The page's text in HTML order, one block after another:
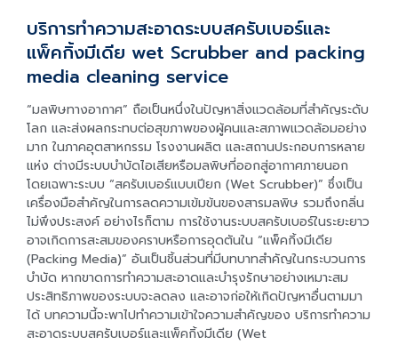
บริการทำความสะอาดระบบสครับเบอร์และ
แพ็คกิ้งมีเดีย wet Scrubber and packing
media cleaning service
“มลพิษทางอากาศ” ถือเป็นหนึ่งในปัญหาสิ่งแวดล้อมที่สำคัญระดับ
โลก และส่งผลกระทบต่อสุขภาพของผู้คนและสภาพแวดล้อมอย่าง
มาก ในภาคอุตสาหกรรม โรงงานผลิต และสถานประกอบการหลาย
แห่ง ต่างมีระบบบำบัดไอเสียหรือมลพิษที่ออกสู่อากาศภายนอก
โดยเฉพาะระบบ “สครับเบอร์แบบเปียก (Wet Scrubber)” ซึ่งเป็น
เครื่องมือสำคัญในการลดความเข้มข้นของสารมลพิษ รวมถึงกลิ่น
ไม่พึงประสงค์ อย่างไรก็ตาม การใช้งานระบบสครับเบอร์ในระยะยาว
อาจเกิดการสะสมของคราบหรือการอุดตันใน “แพ็คกิ้งมีเดีย
(Packing Media)” อันเป็นชิ้นส่วนที่มีบทบาทสำคัญในกระบวนการ
บำบัด หากขาดการทำความสะอาดและบำรุงรักษาอย่างเหมาะสม
ประสิทธิภาพของระบบจะลดลง และอาจก่อให้เกิดปัญหาอื่นตามมา
ได้ บทความนี้จะพาไปทำความเข้าใจความสำคัญของ บริการทำความ
สะอาดระบบสครับเบอร์และแพ็คกิ้งมีเดีย (Wet